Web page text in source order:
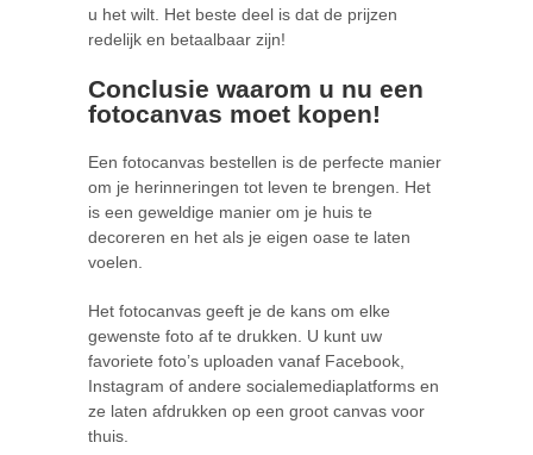
u het wilt. Het beste deel is dat de prijzen
redelijk en betaalbaar zijn!
Conclusie waarom u nu een
fotocanvas moet kopen!
Een fotocanvas bestellen is de perfecte manier
om je herinneringen tot leven te brengen. Het
is een geweldige manier om je huis te
decoreren en het als je eigen oase te laten
voelen.
Het fotocanvas geeft je de kans om elke
gewenste foto af te drukken. U kunt uw
favoriete foto’s uploaden vanaf Facebook,
Instagram of andere socialemediaplatforms en
ze laten afdrukken op een groot canvas voor
thuis.